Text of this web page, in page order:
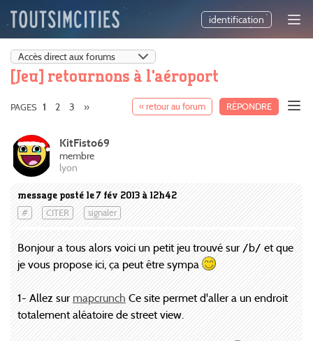
identification
[Jeu] retournons à l'aéroport
« retour au forum RÉPONDRE
PAGES 1 2 3 »
message posté le 7 fév 2013 à 12h42
# CITER signaler
KitFisto69
membre
lyon
Bonjour a tous alors voici un petit jeu trouvé sur /b/ et que
je vous propose ici, ça peut être sympa
1- Allez sur mapcrunch Ce site permet d'aller a un endroit
totalement aléatoire de street view.